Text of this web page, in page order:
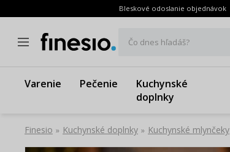
Bleskové odoslanie objednávok
Čo dnes hľadáš?
Varenie Pečenie
Kuchynské
doplnky
Finesio » Kuchynské doplnky » Kuchynské mlynčeky